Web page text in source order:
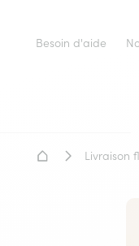
Besoin d'aide
Accueil
Livraison